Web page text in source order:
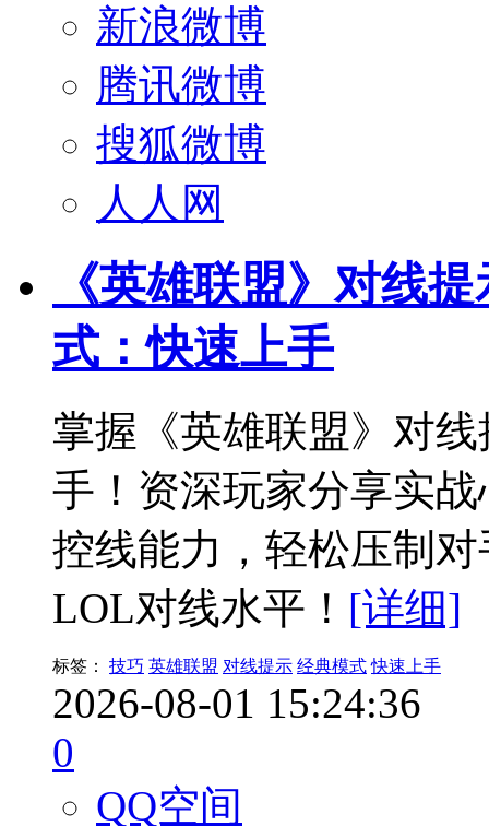
新浪微博
腾讯微博
搜狐微博
人人网
《英雄联盟》对线
式：快速上手
掌握《英雄联盟》对
手！资深玩家分享实
控线能力，轻松压制
LOL对线水平！ [详细]
标签： 技巧 英雄联盟 对线提示 经典模式 快速上手
2026-08-01 15:24:36
0
QQ空间